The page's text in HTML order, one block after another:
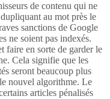
de contenu qui ne
au mot près le
sanctions de Google
ne soient pas indexés.
faire en sorte de garder le
Cela signifie que les
seront beaucoup plus
nouvel algorithme. Le
articles pénalisés